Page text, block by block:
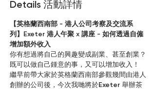
Details 活動詳情
【英格蘭西南部 - 港人公司考察及交流系
列】Exeter 港人午聚 x 講座 - 如何透過自僱
增加額外收入
你有想過將自己的興趣變成副業、甚至創業？
既可以做自己鍾意的事，又可以增加收入！
繼早前帶大家於英格蘭西南部參觀幾間由港人
創辦的公司後，今次我哋將於Exeter 舉辦茶